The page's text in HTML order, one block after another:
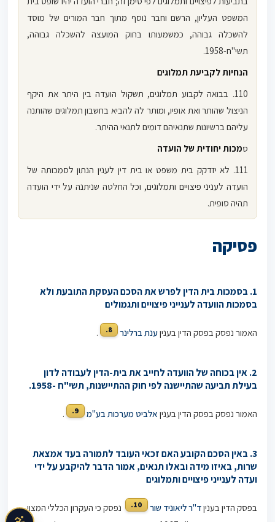
המשפט העליון, הרשם וחבר נוסף מתוך חבר המורים של מוסד
להשכלה גבוהה, כמשמעותו בחוק המועצה להשכלה גבוהה,
תשי"ח-1958.
הנחיות לקביעת תמלוגים
110. בבואה לקבוע תמלוגים, תשקול הועדה בין היתר את היקף
הניצול שהותר ואת אופיו, ומותר לה להביא בחשבון תמלוגים שהותנה
עליהם ברשיונות שתנאיהם דומים לתנאי ההיתר.
סמכות יחודית של הועדה
111. לא יזדקק בית משפט או בית דין לענין הנתון לסמכותה של
הועדה לעניני פיצויים ותמלוגים, וכל החלטה שניתנה על ידי הועדה
תהיה סופית.
פסיקה
1. בסמכות בית הדין לפרש את הסכם העסקת התובעת ולא
בסמכות הוועדה לענייני פיצויים ותגמולים
האמור נפסק בפסק הדין בעניןענת ברלינר 8.
.
2. אין בכוחה של הוועדה לחייב את בית-הדין לעבודה לדון
בעילת תביעה שהתיישנה לפיחוק ההתיישנות, תשי"ח -1958.
האמור נפסק בפסק הדין בענין אלביט מערכות בע"מ 9.
.
3. באין הסכם הקובע האם זכאי העובד לתמורה בעד אמצאת
שרות, באיזו מידה ובאלו תנאים, אמור הדבר להיקבע על ידי
ועדה לענייני פיצויים ותמלוגים
בפסק הדין בעניןד"ר ליאוניד שור 10.
נפסק כי העקרון הכללי המצוי